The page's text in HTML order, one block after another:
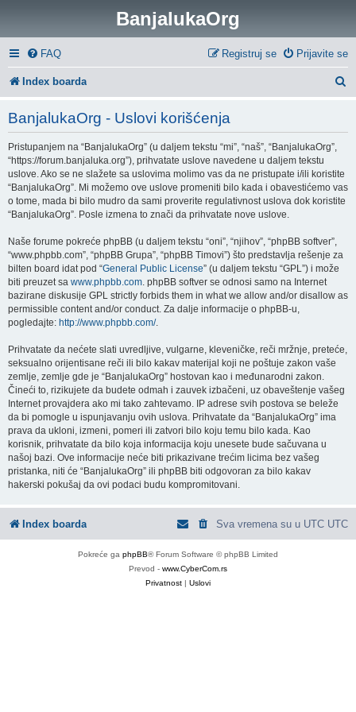
BanjalukaOrg
FAQ Prijavite se
Registruj se
Index boarda
BanjalukaOrg - Uslovi korišćenja
Pristupanjem na “BanjalukaOrg” (u daljem tekstu “mi”, “naš”, “BanjalukaOrg”,
“https://forum.banjaluka.org”), prihvatate uslove navedene u daljem tekstu
uslove. Ako se ne slažete sa uslovima molimo vas da ne pristupate i/ili koristite
“BanjalukaOrg”. Mi možemo ove uslove promeniti bilo kada i obavestićemo vas
o tome, mada bi bilo mudro da sami proverite regulativnost uslova dok koristite
“BanjalukaOrg”. Posle izmena to znači da prihvatate nove uslove.
Naše forume pokreće phpBB (u daljem tekstu “oni”, “njihov”, “phpBB softver”,
“www.phpbb.com”, “phpBB Grupa”, “phpBB Timovi”) što predstavlja rešenje za
bilten board idat pod “General Public License” (u daljem tekstu “GPL”) i može
biti preuzet sa www.phpbb.com . phpBB softver se odnosi samo na Internet
bazirane diskusije GPL strictly forbids them in what we allow and/or disallow as
permissible content and/or conduct. Za dalje informacije o phpBB-u,
pogledajte: http://www.phpbb.com/.
Prihvatate da nećete slati uvredljive, vulgarne, kleveničke, reči mržnje, preteće,
seksualno orijentisane reči ili bilo kakav materijal koji ne poštuje zakon vaše
zemlje, zemlje gde je “BanjalukaOrg” hostovan kao i međunarodni zakon.
Čineći to, rizikujete da budete odmah i zauvek izbačeni, uz obaveštenje vašeg
Internet provajdera ako mi tako zahtevamo. IP adrese svih postova se beleže
da bi pomogle u ispunjavanju ovih uslova. Prihvatate da “BanjalukaOrg” ima
prava da ukloni, izmeni, pomeri ili zatvori bilo koju temu bilo kada. Kao
korisnik, prihvatate da bilo koja informacija koju unesete bude sačuvana u
našoj bazi. Ove informacije neće biti prikazivane trećim licima bez vašeg
pristanka, niti će “BanjalukaOrg” ili phpBB biti odgovoran za bilo kakav
hakerski pokušaj da ovi podaci budu kompromitovani.
Index boarda Sva vremena su u UTC UTC
Pokreće ga phpBB® Forum Software © phpBB Limited
Prevod - www.CyberCom.rs
Privatnost | Uslovi